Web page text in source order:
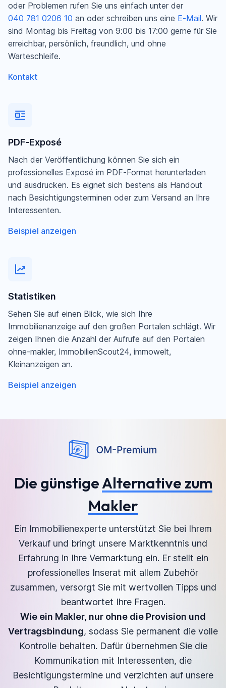
oder Problemen rufen Sie uns einfach unter der
040 781 0206 10 an oder schreiben uns eine E-Mail. Wir
sind Montag bis Freitag von 9:00 bis 17:00 gerne für Sie
erreichbar, persönlich, freundlich, und ohne
Warteschleife.
Kontakt
PDF-Exposé
Nach der Veröffentlichung können Sie sich ein
professionelles Exposé im PDF-Format herunterladen
und ausdrucken. Es eignet sich bestens als Handout
nach Besichtigungsterminen oder zum Versand an Ihre
Interessenten.
Beispiel anzeigen
Statistiken
Sehen Sie auf einen Blick, wie sich Ihre
Immobilienanzeige auf den großen Portalen schlägt. Wir
zeigen Ihnen die Anzahl der Aufrufe auf den Portalen
ohne-makler, ImmobilienScout24, immowelt,
Kleinanzeigen an.
Beispiel anzeigen
Die günstigeAlternative zum
Makler
Ein Immobilienexperte unterstützt Sie bei Ihrem
Verkauf und bringt unsere Marktkenntnis und
Erfahrung in Ihre Vermarktung ein. Er stellt ein
professionelles Inserat mit allem Zubehör
zusammen, versorgt Sie mit wertvollen Tipps und
beantwortet Ihre Fragen.
Wie ein Makler, nur ohne die Provision und
Vertragsbindung, sodass Sie permanent die volle
Kontrolle behalten. Dafür übernehmen Sie die
Kommunikation mit Interessenten, die
Besichtigungstermine und verzichten auf unsere